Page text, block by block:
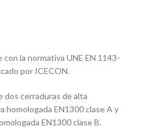
con la normativa UNE EN 1143-
por ICECON.
dos cerraduras de alta
homologada EN1300 clase A y
EN1300 clase B.